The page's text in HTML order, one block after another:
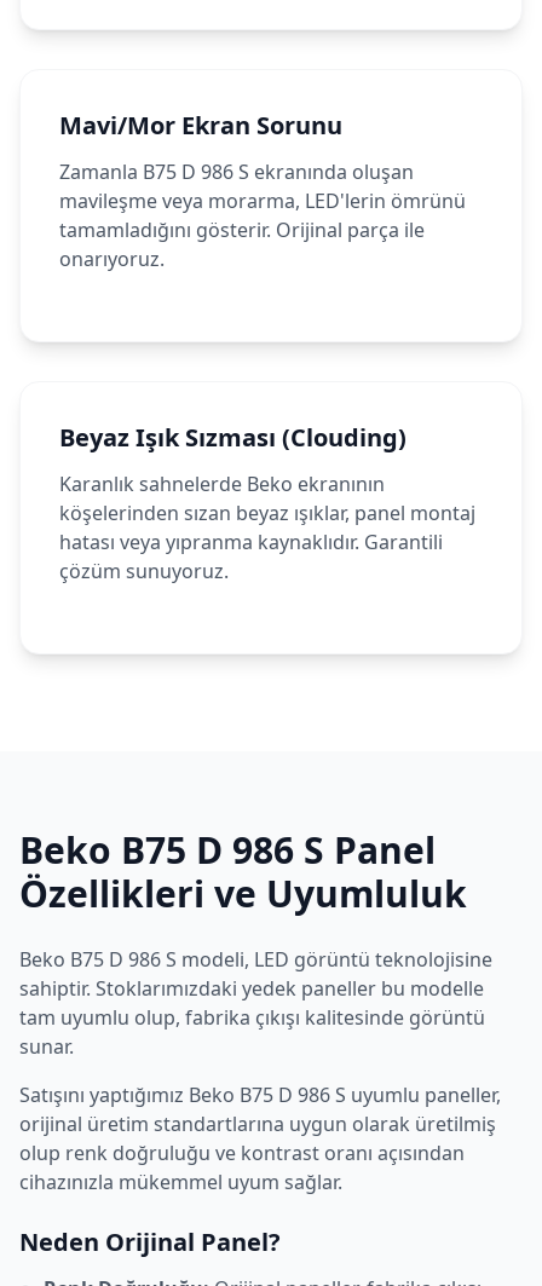
Mavi/Mor Ekran Sorunu
Zamanla B75 D 986 S ekranında oluşan
mavileşme veya morarma, LED'lerin ömrünü
tamamladığını gösterir. Orijinal parça ile
onarıyoruz.
Beyaz Işık Sızması (Clouding)
Karanlık sahnelerde Beko ekranının
köşelerinden sızan beyaz ışıklar, panel montaj
hatası veya yıpranma kaynaklıdır. Garantili
çözüm sunuyoruz.
Beko B75 D 986 S Panel
Özellikleri ve Uyumluluk
Beko B75 D 986 S modeli, LED görüntü teknolojisine
sahiptir. Stoklarımızdaki yedek paneller bu modelle
tam uyumlu olup, fabrika çıkışı kalitesinde görüntü
sunar.
Satışını yaptığımız Beko B75 D 986 S uyumlu paneller,
orijinal üretim standartlarına uygun olarak üretilmiş
olup renk doğruluğu ve kontrast oranı açısından
cihazınızla mükemmel uyum sağlar.
Neden Orijinal Panel?